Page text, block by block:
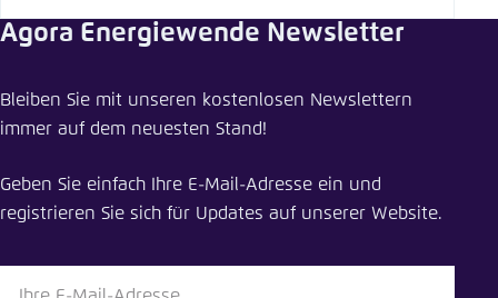
Agora Energiewende Newsletter
Bleiben Sie mit unseren kostenlosen Newslettern
immer auf dem neuesten Stand!
Geben Sie einfach Ihre E-Mail-Adresse ein und
registrieren Sie sich für Updates auf unserer Website.